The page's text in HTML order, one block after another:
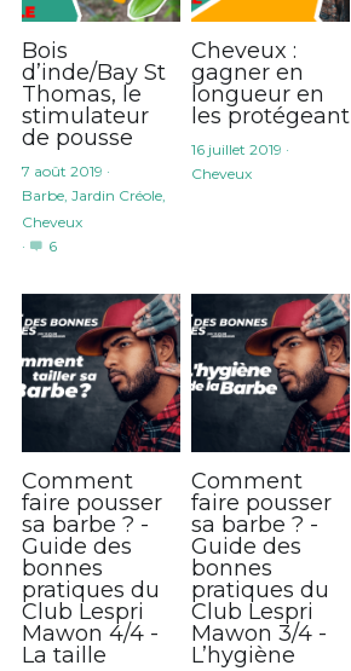
Bois
d’inde/Bay St
Thomas, le
stimulateur
de pousse
7 août 2019 ·
Barbe, Jardin Créole,
Cheveux
·
6
Cheveux :
gagner en
longueur en
les protégeant
16 juillet 2019 ·
Cheveux
Comment
faire pousser
sa barbe ? -
Guide des
bonnes
pratiques du
Club Lespri
Mawon 4/4 -
La taille
Comment
faire pousser
sa barbe ? -
Guide des
bonnes
pratiques du
Club Lespri
Mawon 3/4 -
L’hygiène